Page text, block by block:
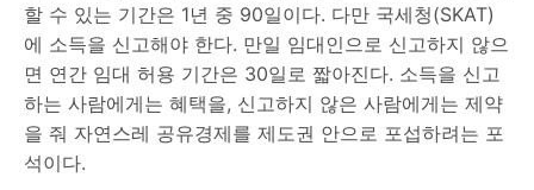
할 수 있는 기간은 1년 중 90일이다. 다만 국세청(SKAT)
에 소득을 신고해야 한다. 만일 임대인으로 신고하지 않으
면 연간 임대 허용 기간은 30일로 짧아진다. 소득을 신고
하는 사람에게는 혜택을, 신고하지 않은 사람에게는 제약
을 줘 자연스레 공유경제를 제도권 안으로 포섭하려는 포
석이다.